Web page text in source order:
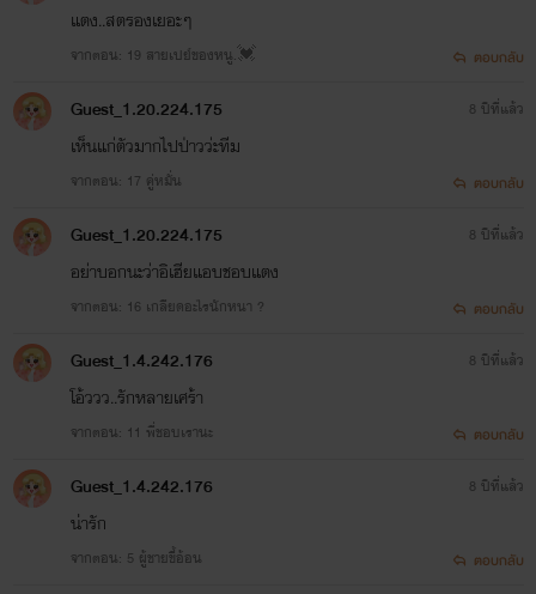
แตง..สตรองเยอะๆ
จากตอน: 19 สายเปย์ของหนู.💓 ตอบกลับ
Guest_1.20.224.175
เห็นแก่ตัวมากไปป่าวว่ะทีม
จากตอน: 17 คู่หมั่น
8 ปีที่แล้ว
ตอบกลับ
Guest_1.20.224.175
อย่าบอกนะว่าอิเฮียแอบชอบแตง
จากตอน: 16 เกลียดอะไรนักหนา ?
8 ปีที่แล้ว
ตอบกลับ
Guest_1.4.242.176
โอ้ววว..รักหลายเศร้า
จากตอน: 11 พี่ชอบเรานะ
8 ปีที่แล้ว
ตอบกลับ
Guest_1.4.242.176
น่ารัก
จากตอน: 5 ผู้ชายขี้อ้อน
8 ปีที่แล้ว
ตอบกลับ